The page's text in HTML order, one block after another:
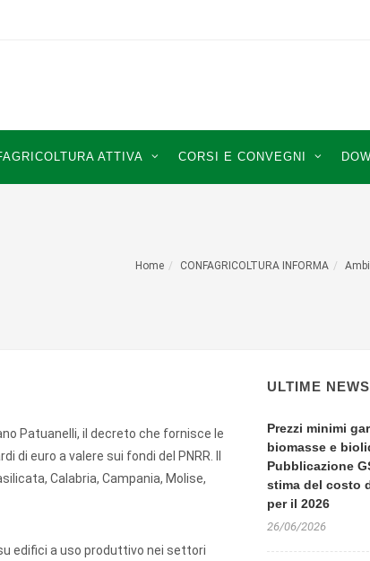
ATTIVA CORSI E CONVEGNI
Home CONFAGRICOLTURA INFORMA
Patuanelli, il decreto che fornisce le
euro a valere sui fondi del PNRR. Il
Calabria, Campania, Molise,
edifici a uso produttivo nei settori
ULTIME NEWS
Prezzi minimi
biomasse e
Pubblicazione
stima del costo
per il 2026
26/06/2026